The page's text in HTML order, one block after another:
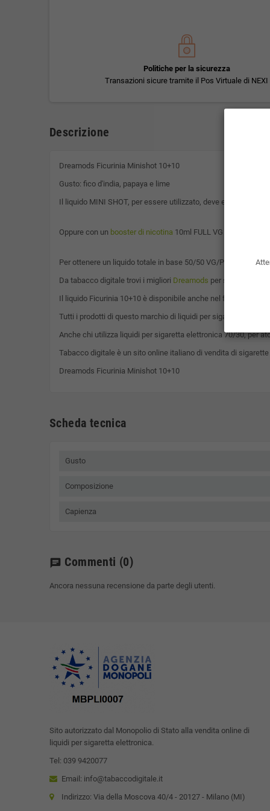
Politiche per la sicurezza
Transazioni sicure tramite il Pos Virtuale di NEXI
Descrizione
Dreamods Ficurinia Minishot 10+10
Gusto: fico d'india, papaya e lime
Il liquido MINI SHOT, per essere utilizzato, deve essere unito
Oppure con un booster di nicotina 10ml FULL VG a scelta tra
Per ottenere un liquido totale in base 50/50 VG/PG.
Da tabacco digitale trovi i migliori Dreamods per sigaretta
Il liquido Ficurinia 10+10 è disponibile anche nel formato : 1
Tutti i prodotti di questo marchio di liquidi per sigaretta
Anche chi utilizza liquidi per sigaretta elettronica 70/30, per
Tabacco digitale è un sito online italiano di vendita di
Dreamods Ficurinia Minishot 10+10
Scheda tecnica
Gusto
Composizione
Capienza
chat Commenti (0)
Ancora nessuna recensione da parte degli utenti.
Sito autorizzato dal Monopolio di Stato alla vendita online di
liquidi per sigaretta elettronica.
Tel: 039 9420077
Email: info@tabaccodigitale.it
Indirizzo: Via della Moscova 40/4 - 20127 - Milano (MI)